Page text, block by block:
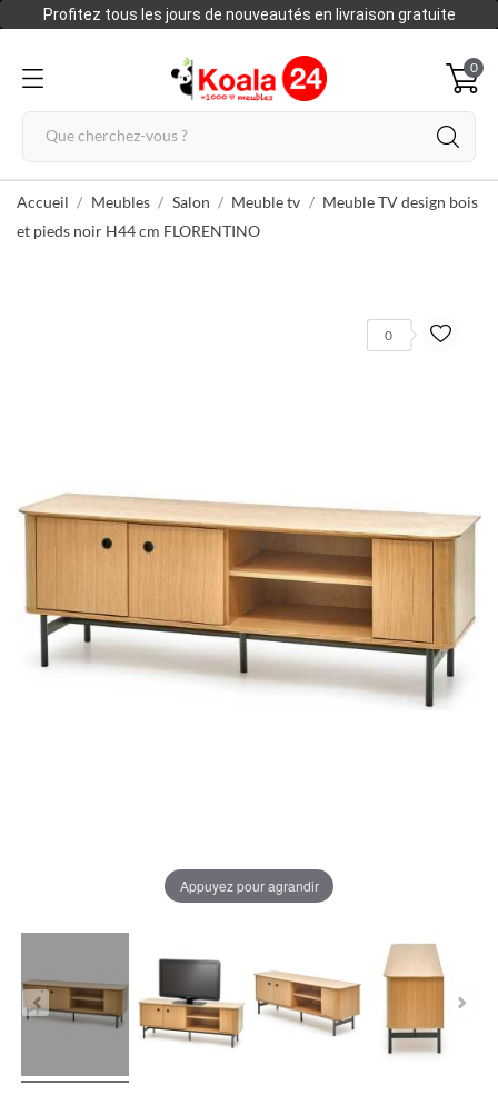
Profitez tous les jours de nouveautés en livraison gratuite
0
Accueil Meubles Salon Meuble tv
Meuble TV design bois
et pieds noir H44 cm FLORENTINO
Appuyez pour agrandir
0